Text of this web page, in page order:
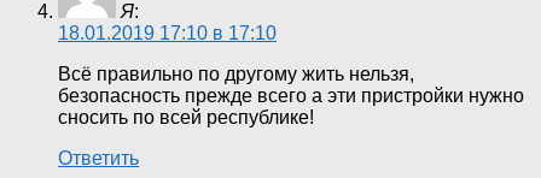
Я:
18.01.2019 17:10 в 17:10
Всё правильно по другому жить нельзя,
безопасность прежде всего а эти пристройки нужно
сносить по всей республике!
Ответить